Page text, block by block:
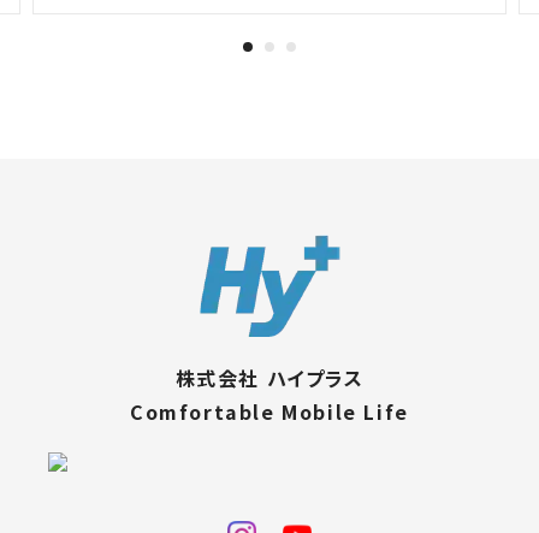
株式会社 ハイプラス
Comfortable Mobile Life